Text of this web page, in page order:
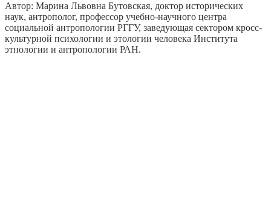
Автор: Марина Львовна Бутовская, доктор исторических
наук, антрополог, профессор учебно-научного центра
социальной антропологии РГГУ, заведующая сектором кросс-
культурной психологии и этологии человека Института
этнологии и антропологии РАН.